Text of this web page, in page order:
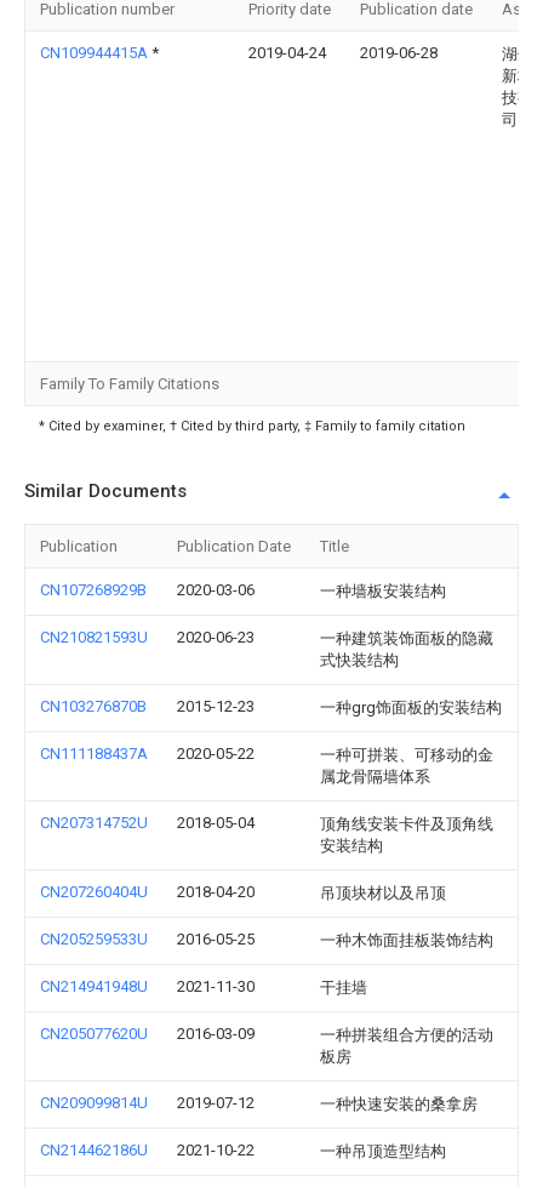
Publication number Priority date Publication date
CN109944415A * 2019-04-24 2019-06-28
湖州
新材
技有
司
Family To Family Citations
* Cited by examiner, † Cited by third party, ‡ Family to family citation
Similar Documents
Publication Publication Date Title
CN107268929B 2020-03-06 一种墙板安装结构
CN210821593U 2020-06-23
一种建筑装饰面板的隐藏
式快装结构
CN103276870B 2015-12-23 一种grg饰面板的安装结构
CN111188437A 2020-05-22
一种可拼装、可移动的金
属龙骨隔墙体系
CN207314752U 2018-05-04
顶角线安装卡件及顶角线
安装结构
CN207260404U 2018-04-20 吊顶块材以及吊顶
CN205259533U 2016-05-25 一种木饰面挂板装饰结构
CN214941948U 2021-11-30 干挂墙
CN205077620U 2016-03-09
一种拼装组合方便的活动
板房
CN209099814U 2019-07-12 一种快速安装的桑拿房
CN214462186U 2021-10-22 一种吊顶造型结构